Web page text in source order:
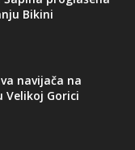
Bikini
navijača na
Velikoj Gorici